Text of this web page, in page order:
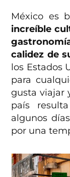
México es
increíble
calidez de
los Estados
para
gusta viajar
país
algunos
por una